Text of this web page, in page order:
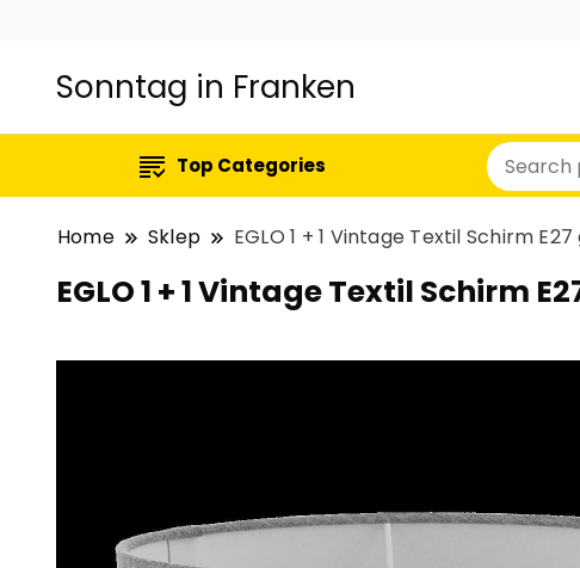
Sonntag in Franken
Top Categories
Home Sklep EGLO 1 + 1 Vintage Textil Schirm
EGLO 1 + 1 Vintage Textil Schirm